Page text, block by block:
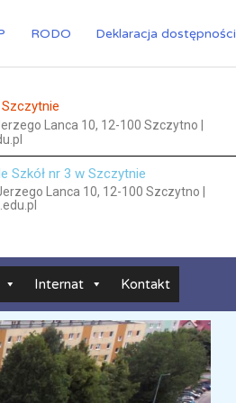
RODO Deklaracja dostępności
Lanca 10, 12-100 Szczytno |
Szkół nr 3 w Szczytnie
Lanca 10, 12-100 Szczytno |
Internat Kontakt